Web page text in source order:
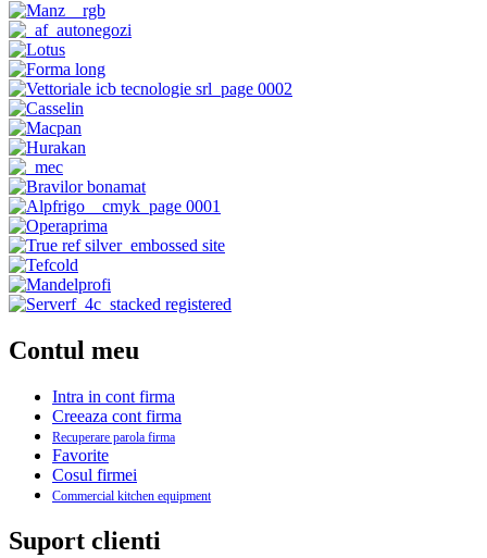
Contul meu
Intra in cont firma
Creeaza cont firma
Recuperare parola firma
Favorite
Cosul firmei
Commercial kitchen equipment
Suport clienti